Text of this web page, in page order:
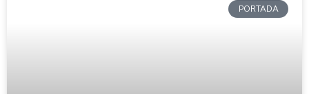
PORTADA